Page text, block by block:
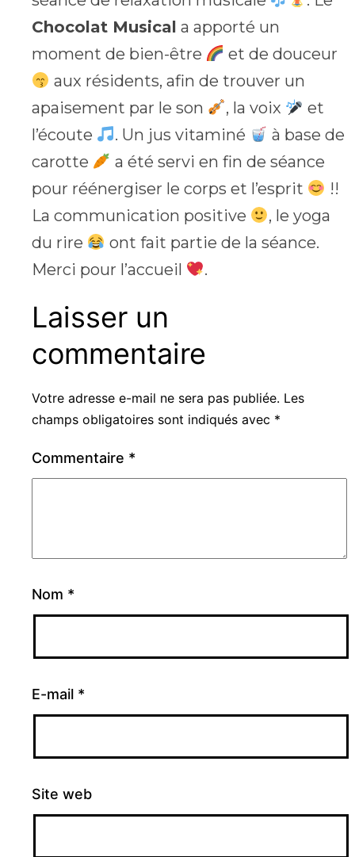
Chocolat Musical a apporté un
moment de bien-être
et de douceur
aux résidents, afin de trouver un
apaisement par le son
, la voix
et
l’écoute
. Un jus vitaminé
à base de
carotte
a été servi en fin de séance
pour réénergiser le corps et l’esprit
!!
La communication positive
, le yoga
du rire
ont fait partie de la séance.
Merci pour l’accueil
.
Laisser un
commentaire
Votre adresse e-mail ne sera pas publiée. Les
champs obligatoires sont indiqués avec *
Commentaire *
Nom *
E-mail *
Site web